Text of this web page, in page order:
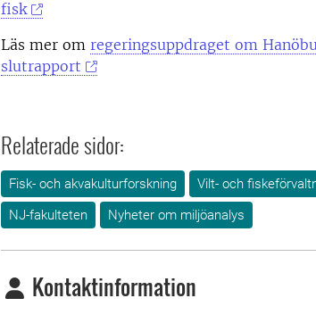
fisk
Läs mer om regeringsuppdraget om
slutrapport
Relaterade sidor:
Fisk- och akvakulturforskning Vilt- och
NJ-fakulteten
Nyheter om miljöanalys
Kontaktinformation